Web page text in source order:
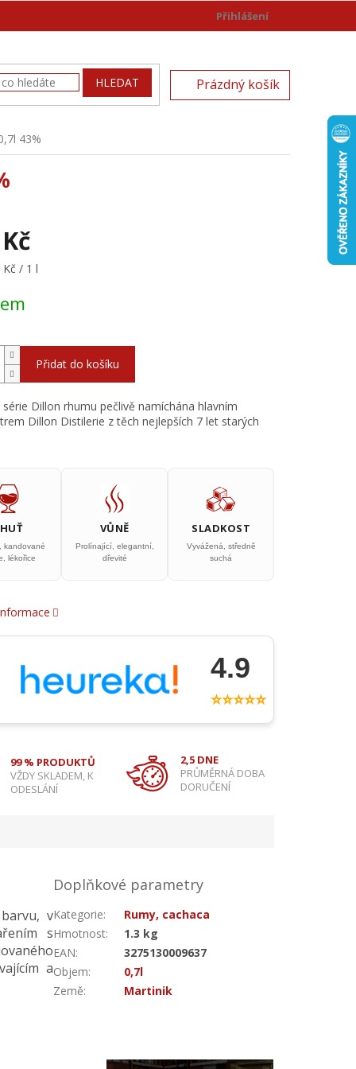
Přihlášení
HLEDAT
NÁKUPNÍ
KOŠÍK
Prázdný košík
43%
/ 1 l
Přidat do košíku
série Dillon rhumu pečlivě namíchána hlavním
Dillon Distilerie z těch nejlepších 7 let starých
kandované
lékořice
VŮNĚ
Prolínající, elegantní,
dřevité
SLADKOST
Vyvážená, středně
suchá
4.9
⭐⭐⭐⭐⭐
99 % PRODUKTŮ
VŽDY SKLADEM, K
ODESLÁNÍ
2,5 DNE
PRŮMĚRNÁ DOBA
DORUČENÍ
v
s
a
Doplňkové parametry
Kategorie:
Rumy, cachaca
Hmotnost:
1.3 kg
EAN:
3275130009637
Objem:
0,7l
Země: Martinik